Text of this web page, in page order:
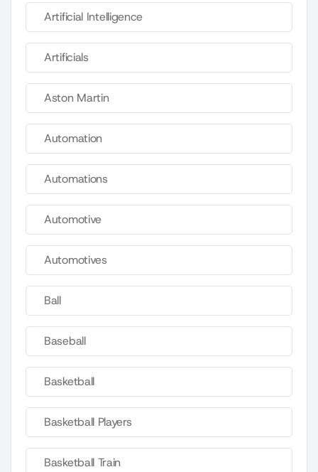
Artificial Intelligence
Artificials
Aston Martin
Automation
Automations
Automotive
Automotives
Ball
Baseball
Basketball
Basketball Players
Basketball Train